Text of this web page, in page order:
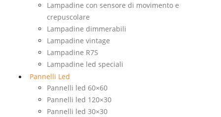
Lampadine con sensore di movimento e
crepuscolare
Lampadine dimmerabili
Lampadine vintage
Lampadine R7S
Lampadine led speciali
Pannelli Led
Pannelli led 60×60
Pannelli led 120×30
Pannelli led 30×30